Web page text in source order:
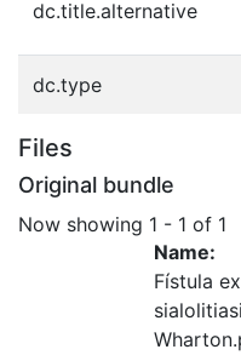
dc.title.alternative
dc.type
Files
Original bundle
Now showing 1 - 1 of 1
Name:
Fístula